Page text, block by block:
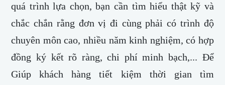
quá trình lựa chọn, bạn cần tìm hiểu thật kỹ và
chắc chắn rằng đơn vị đi cùng phải có trình độ
chuyên môn cao, nhiều năm kinh nghiệm, có hợp
đồng ký kết rõ ràng, chi phí minh bạch,... Để
Giúp khách hàng tiết kiệm thời gian tìm